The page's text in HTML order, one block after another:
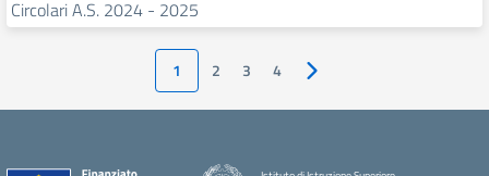
Circolari A.S. 2024 - 2025
1 2 3 4 Pagina successiva